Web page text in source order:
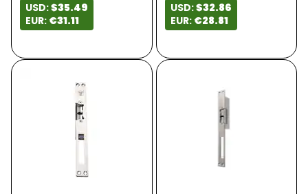
USD:$35.49
EUR: €31.11
USD:$32.86
EUR: €28.81